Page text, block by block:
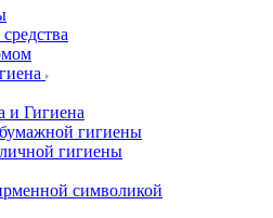
и Гигиена
гигиены
гигиены
символикой